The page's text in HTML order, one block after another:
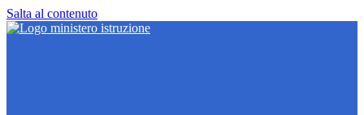
Salta al contenuto